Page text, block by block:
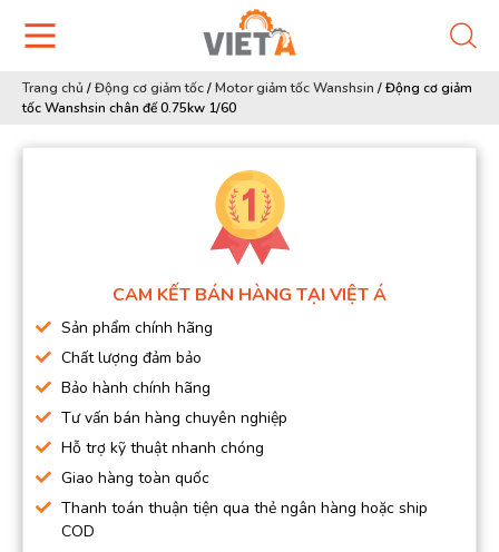
Trang chủ /Động cơ giảm tốc/Motor giảm tốc Wanshsin /Động cơ giảm
tốc Wanshsin chân đế 0.75kw 1/60
CAM KẾT BÁN HÀNG TẠI VIỆT Á
Sản phẩm chính hãng
Chất lượng đảm bảo
Bảo hành chính hãng
Tư vấn bán hàng chuyên nghiệp
Hỗ trợ kỹ thuật nhanh chóng
Giao hàng toàn quốc
Thanh toán thuận tiện qua thẻ ngân hàng hoặc ship
COD